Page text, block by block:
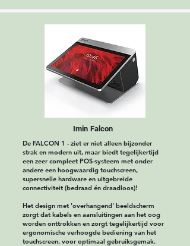
Imin Falcon
De FALCON 1 - ziet er niet alleen bijzonder
strak en modern uit, maar biedt tegelijkertijd
een zeer compleet POS-systeem met onder
andere een hoogwaardig touchscreen,
supersnelle hardware en uitgebreide
connectiviteit (bedraad én draadloos)!
Het design met 'overhangend' beeldscherm
zorgt dat kabels en aansluitingen aan het oog
worden onttrokken en zorgt tegelijkertijd voor
ergonomische verhoogde bediening van het
touchscreen, voor optimaal gebruiksgemak.